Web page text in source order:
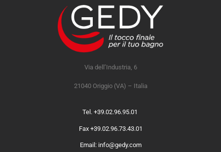
Via dell’Industria, 6
21040 Origgio (VA) – Italia
Tel. +39.02.96.95.01
Fax +39.02.96.73.43.01
Email: info@gedy.com